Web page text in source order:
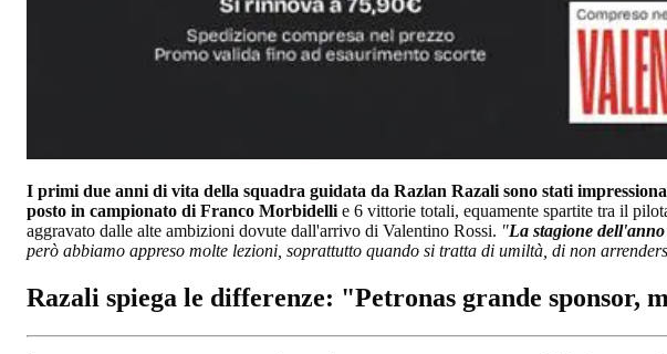
I primi due anni di vita della squadra guidata da Razlan Razali sono stati
posto in campionato di Franco Morbidelli e 6 vittorie totali, equamente spartite tra il
aggravato dalle alte ambizioni dovute dall'arrivo di Valentino Rossi. "La stagione
però abbiamo appreso molte lezioni, soprattutto quando si tratta di umiltà, di non
Razali spiega le differenze: "Petronas grande sponsor,